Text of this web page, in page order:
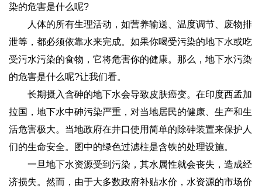
染的危害是什么呢?
人体的所有生理活动，如营养输送、温度调节、废物排
泄等，都必须依靠水来完成。如果你喝受污染的地下水或吃
受污水污染的食物，它将危害你的健康。那么，地下水污染
的危害是什么呢?让我们看。
长期摄入含砷的地下水会导致皮肤癌变。在印度西孟加
拉国，地下水中砷污染严重，对当地居民的健康、生产和生
活危害极大。当地政府在井口使用简单的除砷装置来保护人
们的生命安全。图中的绿色过滤柱是含铁的处理设施。
一旦地下水资源受到污染，其水属性就会丧失，造成经
济损失。然而，由于大多数政府补贴水价，水资源的市场价